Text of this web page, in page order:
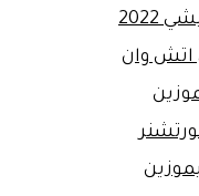
2022
اتش وان